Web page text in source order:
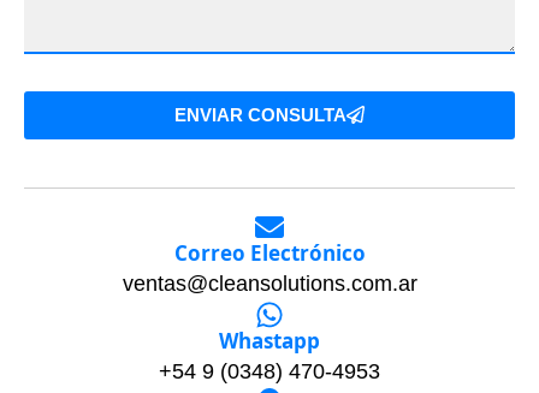
ENVIAR CONSULTA
Correo Electrónico
ventas@cleansolutions.com.ar
Whastapp
+54 9 (0348) 470-4953